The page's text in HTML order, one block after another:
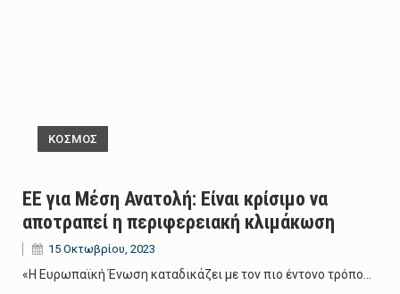
ΚΟΣΜΟΣ
ΕΕ για Μέση Ανατολή: Είναι κρίσιμο να
αποτραπεί η περιφερειακή κλιμάκωση
15 Οκτωβρίου, 2023
«Η Ευρωπαϊκή Ένωση καταδικάζει με τον πιο έντονο τρόπο…